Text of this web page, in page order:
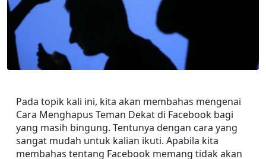
Pada topik kali ini, kita akan membahas mengenai
Cara Menghapus Teman Dekat di Facebook bagi
yang masih bingung. Tentunya dengan cara yang
sangat mudah untuk kalian ikuti. Apabila kita
membahas tentang Facebook memang tidak akan